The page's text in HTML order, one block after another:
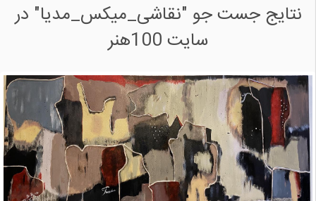
نتایج جست جو "نقاشی_میکس_مدیا" در
سایت 100هنر